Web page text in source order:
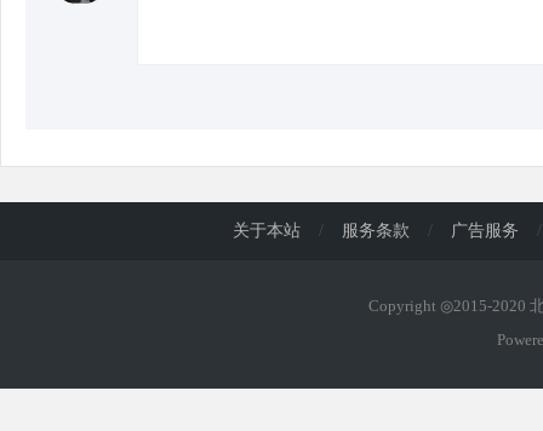
关于本站 / 服务条款 / 广告服务 /
Copyright ◎2015-2020